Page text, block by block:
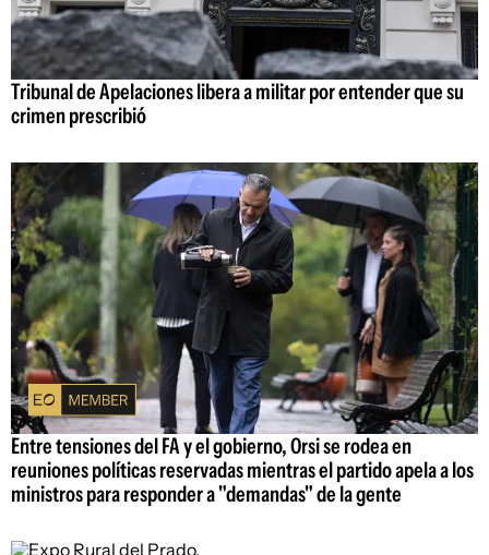
Tribunal de Apelaciones libera a militar por entender que su
crimen prescribió
Entre tensiones del FA y el gobierno, Orsi se rodea en
reuniones políticas reservadas mientras el partido apela a los
ministros para responder a "demandas" de la gente